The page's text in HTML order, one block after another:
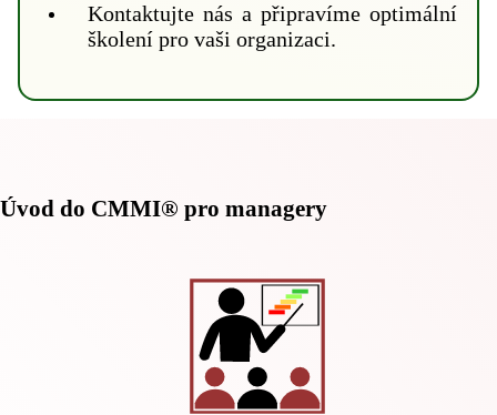
Kontaktujte nás a připravíme optimální
školení pro vaši organizaci.
Úvod do CMMI® pro managery